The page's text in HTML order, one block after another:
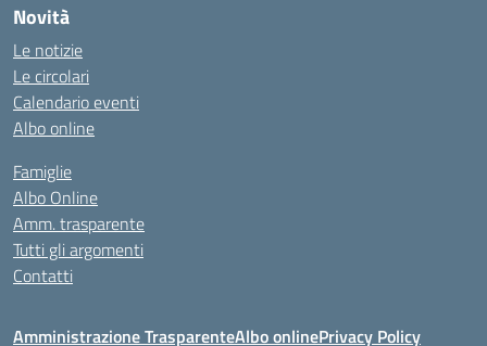
Novità
Le notizie
Le circolari
Calendario eventi
Albo online
Famiglie
Albo Online
Amm. trasparente
Tutti gli argomenti
Contatti
Amministrazione TrasparenteAlbo onlinePrivacy Policy